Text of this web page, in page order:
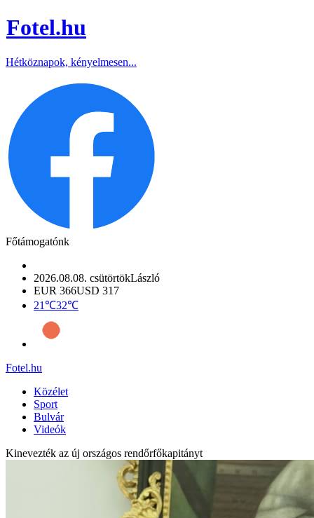
Fotel.hu
Hétköznapok, kényelmesen...
Főtámogatónk
2026.08.08. csütörtökLászló
EUR 366USD 317
21℃32℃
Fotel.hu
Közélet
Sport
Bulvár
Videók
Kinevezték az új országos rendőrfőkapitányt